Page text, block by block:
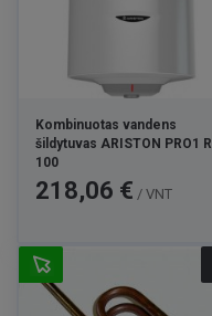
Kombinuotas vandens
šildytuvas ARISTON PRO1 R
100
Kaina
218,06 € / VNT